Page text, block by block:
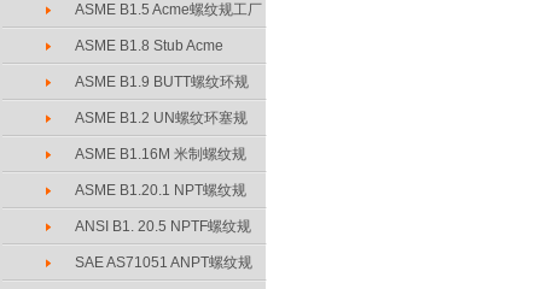
ASME B1.5 Acme螺纹规工厂
ASME B1.8 Stub Acme
ASME B1.9 BUTT螺纹环规
ASME B1.2 UN螺纹环塞规
ASME B1.16M 米制螺纹规
ASME B1.20.1 NPT螺纹规
ANSI B1. 20.5 NPTF螺纹规
SAE AS71051 ANPT螺纹规